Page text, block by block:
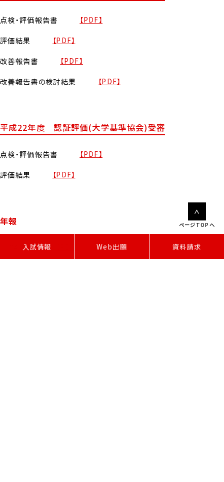
入試情報 Web出願 資料請求
点検・評価報告書 【PDF】
評価結果 【PDF】
改善報告書 【PDF】
改善報告書の検討結果 【PDF】
平成22年度 認証評価(大学基準協会)受審
点検・評価報告書 【PDF】
評価結果 【PDF】
年報
2024年度
ページTOPへ